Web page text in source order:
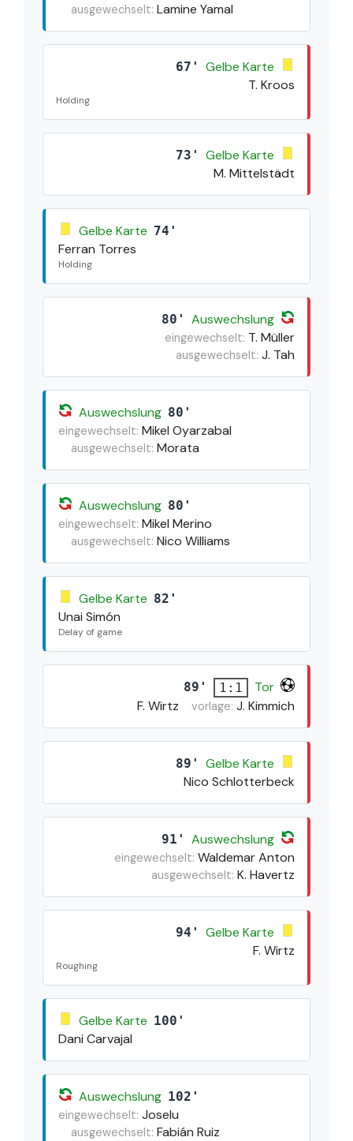
ausgewechselt: Lamine Yamal
67'
Gelbe Karte
T. Kroos
Holding
73'
Gelbe Karte
M. Mittelstädt
Gelbe Karte 74'
Ferran Torres
Holding
80' Auswechslung
eingewechselt: T. Müller
ausgewechselt: J. Tah
Auswechslung 80'
eingewechselt: Mikel Oyarzabal
ausgewechselt: Morata
Auswechslung 80'
eingewechselt: Mikel Merino
ausgewechselt: Nico Williams
Gelbe Karte 82'
Unai Simón
Delay of game
89' 1:1
Tor
F. Wirtz
vorlage: J. Kimmich
89'
Gelbe Karte
Nico Schlotterbeck
91' Auswechslung
eingewechselt: Waldemar Anton
ausgewechselt: K. Havertz
94'
Gelbe Karte
F. Wirtz
Roughing
Gelbe Karte 100'
Dani Carvajal
Auswechslung 102'
eingewechselt: Joselu
ausgewechselt: Fabián Ruiz